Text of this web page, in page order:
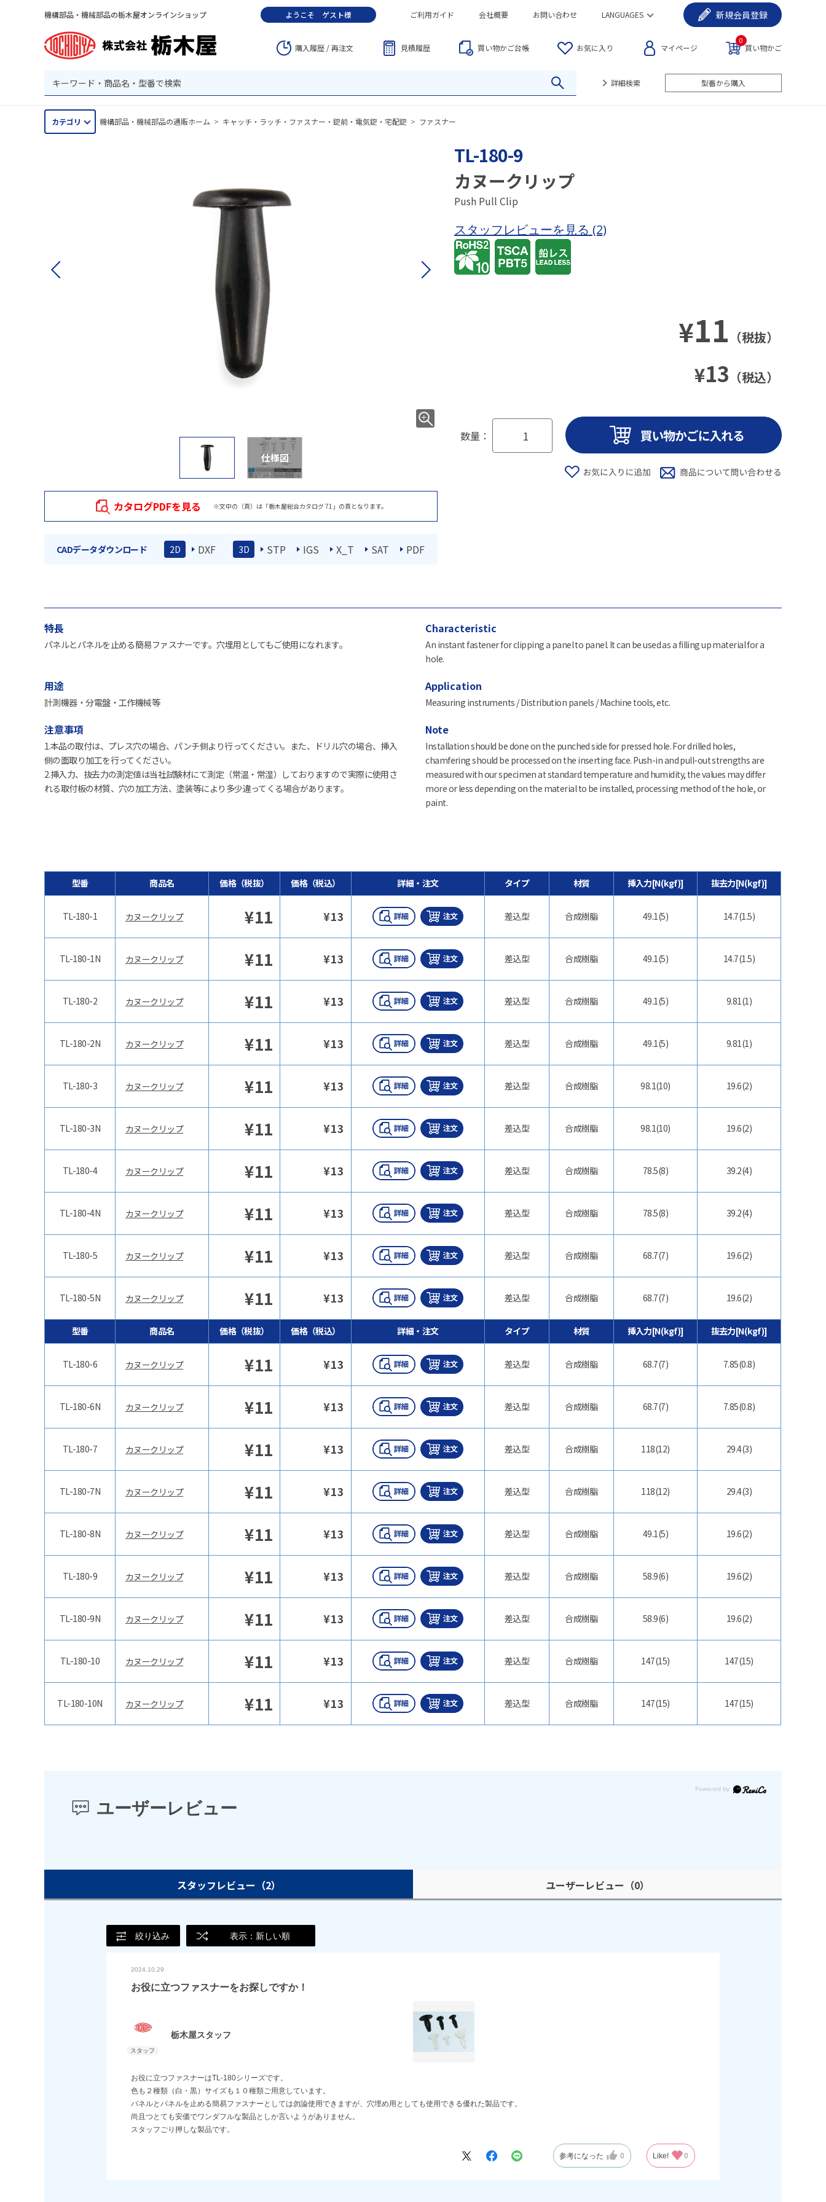
機構部品・機械部品の栃木屋オンラインショップ ようこそ ゲスト様 ご利用ガイド 会社概要 お問い合わせ LANGUAGES 新規会員登録
購入履歴 / 再注文 見積履歴 買い物かご台帳 お気に入り マイページ 買い物かご
0
詳細検索 型番から購入
カテゴリ 機構部品・機械部品の通販ホーム > キャッチ・ラッチ・ファスナー・錠前・電気錠・宅配錠 > ファスナー
仕様図
カタログPDFを見る ※文中の（頁）は「栃木屋総合カタログ 71」の頁となります。
CADデータダウンロード 2D DXF 3D STP IGS X_T SAT PDF
TL-180-9
カヌークリップ
Push Pull Clip
スタッフレビューを見る (2)
¥11 （税抜）
¥13 （税込）
数量：
特長
パネルとパネルを止める簡易ファスナーです。穴埋用としてもご使用になれます。
Characteristic
An instant fastener for clipping a panel to panel. It can be used as a filling up material for a
hole.
用途
計測機器・分電盤・工作機械等
Application
Measuring instruments / Distribution panels / Machine tools, etc.
注意事項
1.本品の取付は、プレス穴の場合、パンチ側より行ってください。また、ドリル穴の場合、挿入
側の面取り加工を行ってください。
2.挿入力、抜去力の測定値は当社試験材にて測定（常温・常湿）しておりますので実際に使用さ
れる取付板の材質、穴の加工方法、塗装等により多少違ってくる場合があります。
Note
Installation should be done on the punched side for pressed hole. For drilled holes,
chamfering should be processed on the inserting face. Push-in and pull-out strengths are
measured with our specimen at standard temperature and humidity, the values may differ
more or less depending on the material to be installed, processing method of the hole, or
paint.
型番 商品名 価格（税抜） 価格（税込） 詳細・注文
TL-180-1 カヌークリップ ¥11 ¥13
TL-180-1N カヌークリップ ¥11 ¥13
TL-180-2 カヌークリップ ¥11 ¥13
TL-180-2N カヌークリップ ¥11 ¥13
TL-180-3 カヌークリップ ¥11 ¥13
TL-180-3N カヌークリップ ¥11 ¥13
TL-180-4 カヌークリップ ¥11 ¥13
TL-180-4N カヌークリップ ¥11 ¥13
TL-180-5 カヌークリップ ¥11 ¥13
TL-180-5N カヌークリップ ¥11 ¥13
型番 商品名 価格（税抜） 価格（税込） 詳細・注文
TL-180-6 カヌークリップ ¥11 ¥13
TL-180-6N カヌークリップ ¥11 ¥13
TL-180-7 カヌークリップ ¥11 ¥13
TL-180-7N カヌークリップ ¥11 ¥13
TL-180-8N カヌークリップ ¥11 ¥13
TL-180-9 カヌークリップ ¥11 ¥13
TL-180-9N カヌークリップ ¥11 ¥13
TL-180-10 カヌークリップ ¥11 ¥13
TL-180-10N カヌークリップ ¥11 ¥13
タイプ 材質 挿入力[N(kgf)] 抜去力[N(kgf)]
差込型 合成樹脂 49.1(5) 14.7(1.5)
差込型 合成樹脂 49.1(5) 14.7(1.5)
差込型 合成樹脂 49.1(5) 9.81(1)
差込型 合成樹脂 49.1(5) 9.81(1)
差込型 合成樹脂 98.1(10) 19.6(2)
差込型 合成樹脂 98.1(10) 19.6(2)
差込型 合成樹脂 78.5(8) 39.2(4)
差込型 合成樹脂 78.5(8) 39.2(4)
差込型 合成樹脂 68.7(7) 19.6(2)
差込型 合成樹脂 68.7(7) 19.6(2)
タイプ 材質 挿入力[N(kgf)] 抜去力[N(kgf)]
差込型 合成樹脂 68.7(7) 7.85(0.8)
差込型 合成樹脂 68.7(7) 7.85(0.8)
差込型 合成樹脂 118(12) 29.4(3)
差込型 合成樹脂 118(12) 29.4(3)
差込型 合成樹脂 49.1(5) 19.6(2)
差込型 合成樹脂 58.9(6) 19.6(2)
差込型 合成樹脂 58.9(6) 19.6(2)
差込型 合成樹脂 147(15) 147(15)
差込型 合成樹脂 147(15) 147(15)
ユーザーレビュー
スタッフレビュー （2） ユーザーレビュー （0）
絞り込み 表示：新しい順
2024.10.29
お役に立つファスナーをお探しですか！
栃木屋スタッフ
お役に立つファスナーはTL-180シリーズです。
色も２種類（白・黒）サイズも１０種類ご用意しています。
パネルとパネルを止める簡易ファスナーとしては勿論使用できますが、穴埋め用としても使用できる優れた製品です。
尚且つとても安価でワンダフルな製品としか言いようがありません。
スタッフごり押しな製品です。
参考になった 0 Like! 0